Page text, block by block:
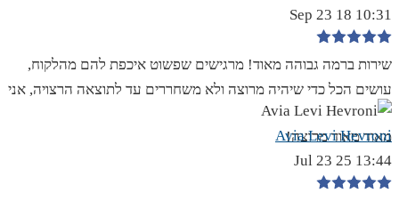
10:31 18 Sep 23
שירות ברמה גבוהה מאוד! מרגישים שפשוט איכפת להם מהלקוח,
עושים הכל כדי שיהיה מרוצה ולא משחררים עד לתוצאה הרצויה, אני
מאוד מאוד מרוצה!
Avia Levi Hevroni
13:44 25 Jul 23